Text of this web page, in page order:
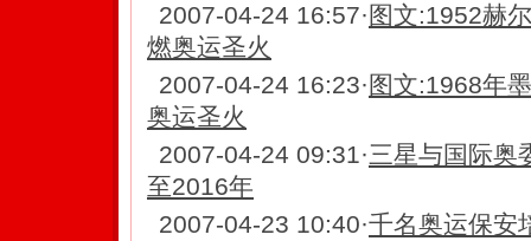
2007-04-24 16:57· 图文:1952赫
燃奥运圣火
2007-04-24 16:23· 图文:1968年
奥运圣火
2007-04-24 09:31·三星与国际奥
至2016年
2007-04-23 10:40·千名奥运保安